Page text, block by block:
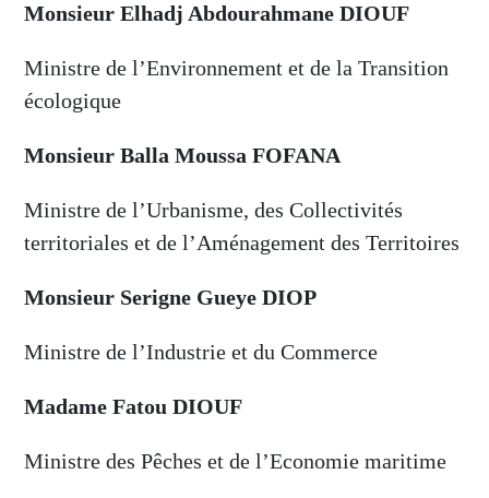
Monsieur Elhadj Abdourahmane DIOUF
Ministre de l’Environnement et de la Transition
écologique
Monsieur Balla Moussa FOFANA
Ministre de l’Urbanisme, des Collectivités
territoriales et de l’Aménagement des Territoires
Monsieur Serigne Gueye DIOP
Ministre de l’Industrie et du Commerce
Madame Fatou DIOUF
Ministre des Pêches et de l’Economie maritime